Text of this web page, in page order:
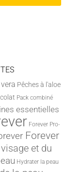
Pêches à l'aloe
Pack combiné
essentielles
Forever Pro-
Forever
et du
Hydrater la peau